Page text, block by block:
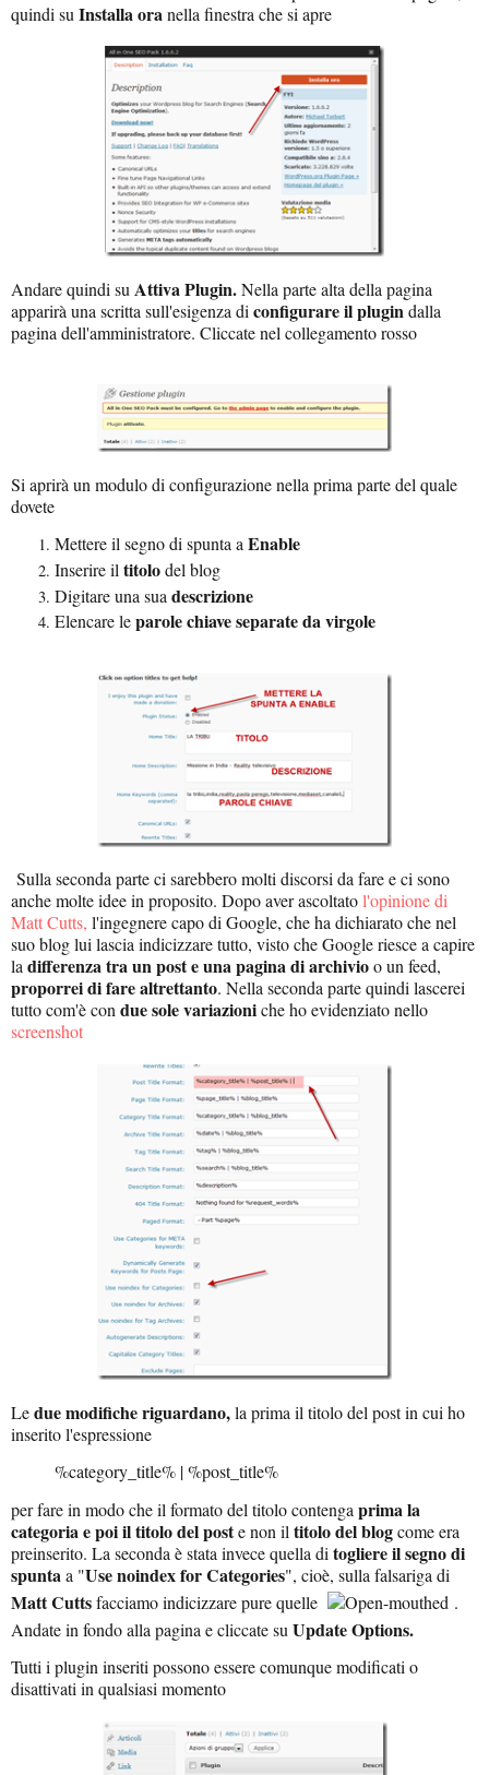
quindi su Installa ora nella finestra che si apre
Andare quindi su Attiva Plugin.Nella parte alta della pagina
apparirà una scritta sull'esigenza di configurare il plugindalla
pagina dell'amministratore. Cliccate nel collegamento rosso
Si aprirà un modulo di configurazione nella prima parte del quale
dovete
Mettere il segno di spunta aEnable
Inserire il titolodel blog
Digitare una sua descrizione
Elencare leparole chiave separate da virgole
Sulla seconda parte ci sarebbero molti discorsi da fare e ci sono
anche molte idee in proposito. Dopo aver ascoltatol'opinione di
Matt Cutts, l'ingegnere capo di Google, che ha dichiarato che nel
suo blog lui lascia indicizzare tutto, visto che Google riesce a capire
ladifferenza tra un post e una pagina di archivioo un feed,
proporrei di fare altrettanto. Nella seconda parte quindi lascerei
tutto com'è condue sole variazioniche ho evidenziato nello
screenshot
Ledue modifiche riguardano,la prima il titolo del post in cui ho
inserito l'espressione
%category_title% | %post_title%
per fare in modo che il formato del titolo contenga prima la
categoria e poi il titolo del poste non il titolo del blogcome era
preinserito. La seconda è stata invece quella di togliere il segno di
spuntaa "Use noindex for Categories", cioè, sulla falsariga di
Matt Cuttsfacciamo indicizzare pure quelle
.
Andate in fondo alla pagina e cliccate su Update Options.
Tutti i plugin inseriti possono essere comunque modificati o
disattivati in qualsiasi momento